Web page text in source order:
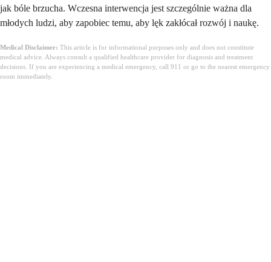
jak bóle brzucha. Wczesna interwencja jest szczególnie ważna dla
młodych ludzi, aby zapobiec temu, aby lęk zakłócał rozwój i naukę.
Medical Disclaimer: This article is for informational purposes only and does not constitute
medical advice. Always consult a qualified healthcare provider for diagnosis and treatment
decisions. If you are experiencing a medical emergency, call 911 or go to the nearest emergency
room immediately.